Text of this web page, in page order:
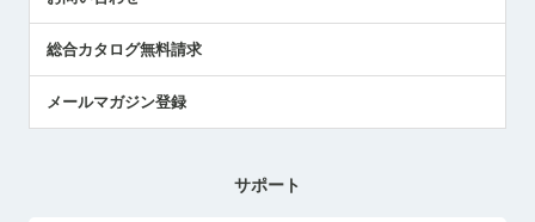
総合カタログ無料請求
メールマガジン登録
サポート